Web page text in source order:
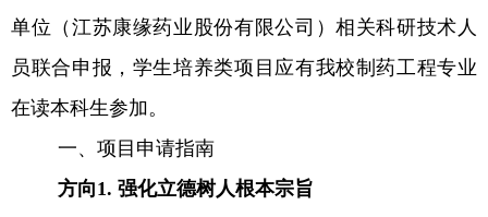
单位（江苏康缘药业股份有限公司）相关科研技术人
员联合申报，学生培养类项目应有我校制药工程专业
在读本科生参加。
一、项目申请指南
方向1. 强化立德树人根本宗旨